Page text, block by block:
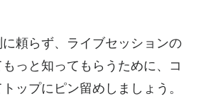
頼らず、ライブセッションの
もっと知ってもらうために、コ
ップにピン留めしましょう。